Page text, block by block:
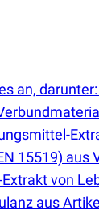
an,
15519) aus
von
aus